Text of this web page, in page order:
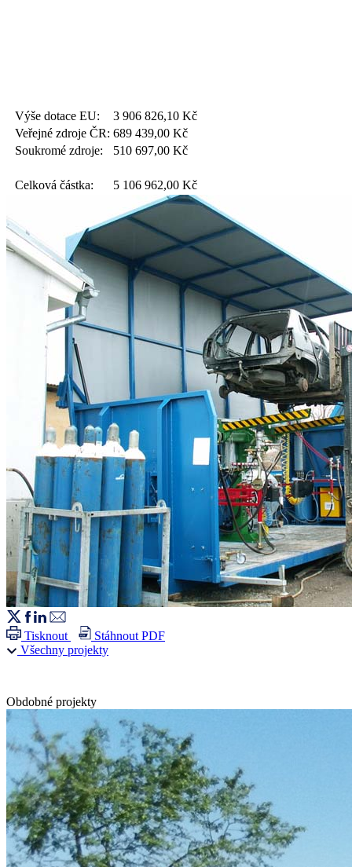
Výše dotace EU: 3 906 826,10 Kč
Veřejné zdroje ČR: 689 439,00 Kč
Soukromé zdroje:
510 697,00 Kč
Celková částka: 5 106 962,00 Kč
Tisknout
Stáhnout PDF
Všechny projekty
Obdobné projekty